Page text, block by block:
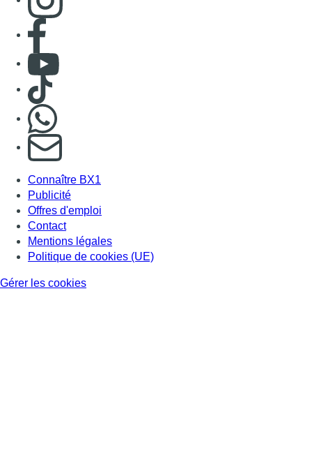
Consulter page Facebook
Consulter Youtube
Consulter TikTok
S'abonner à notre newsletter
Connaître BX1
Publicité
Offres d'emploi
Contact
Mentions légales
Politique de cookies (UE)
Gérer les cookies